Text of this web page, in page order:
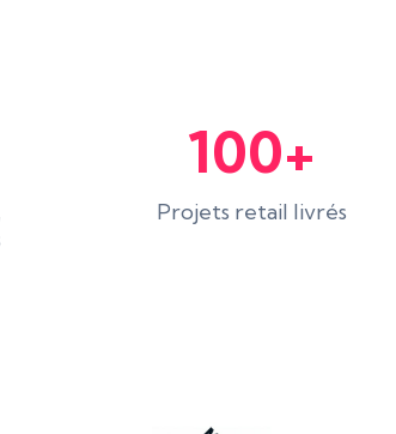
100+
Projets retail livrés